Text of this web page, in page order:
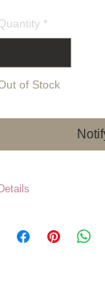
*
of Stock
Details
*Los